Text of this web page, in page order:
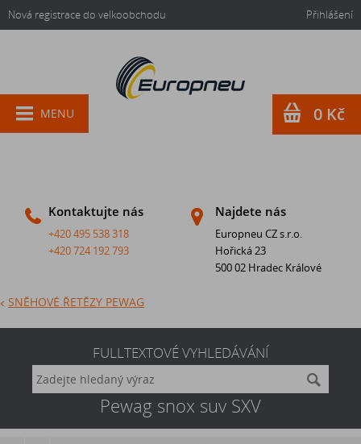
Nová registrace do velkoobchodu Přihlášení
Kontaktujte nás
+420 495 538 318
+420 724 192 793
Najdete nás
Europneu CZ s.r.o.
Hořická 23
500 02 Hradec Králové
MENU 0 Kč
SNĚHOVÉ ŘETĚZY PEWAG
FULLTEXTOVÉ VYHLEDÁVÁNÍ
Pewag snox suv SXV